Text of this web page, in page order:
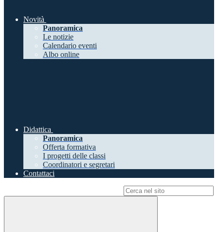
Novità
Panoramica
Le notizie
Calendario eventi
Albo online
Didattica
Panoramica
Offerta formativa
I progetti delle classi
Coordinatori e segretari
Contattaci